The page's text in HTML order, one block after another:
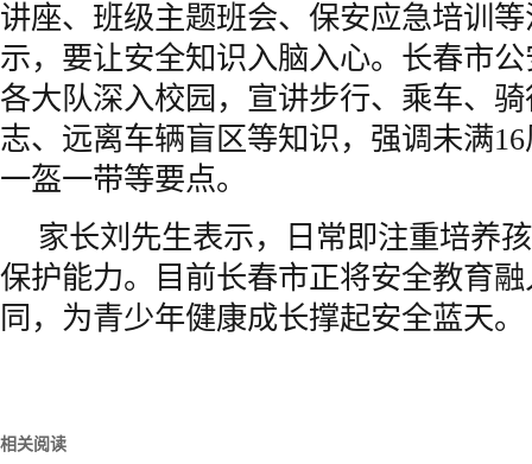
讲座、班级主题班会、保安应急培训
示，要让安全知识入脑入心。长春市
各大队深入校园，宣讲步行、乘车、
志、远离车辆盲区等知识，强调未满
一盔一带等要点。
家长刘先生表示，日常即注重培养
保护能力。目前长春市正将安全教育
同，为青少年健康成长撑起安全蓝天。
相关阅读